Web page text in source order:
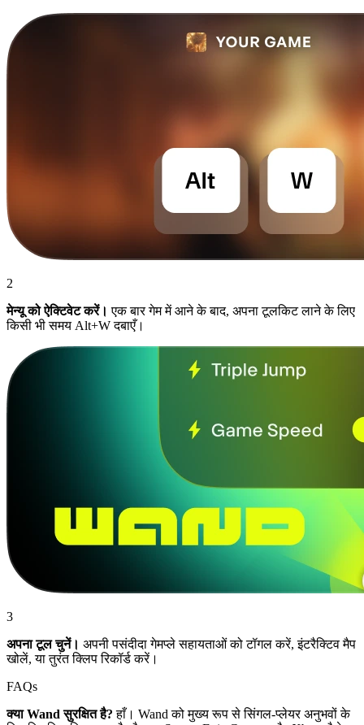
2
मेन्यू को ऐक्टिवेट करें। एक बार गेम में आने के बाद, अपना टूलकिट लाने के लिए
किसी भी समय Alt+W दबाएँ।
3
अपना टूल चुनें। अपनी पसंदीदा गेमप्ले सहायताओं को टॉगल करें, इंटरैक्टिव मैप
खोलें, या तुरंत क्लिप रिकॉर्ड करें।
FAQs
क्या Wand सुरक्षित है? हाँ। Wand को मुख्य रूप से सिंगल-प्लेयर अनुभवों के